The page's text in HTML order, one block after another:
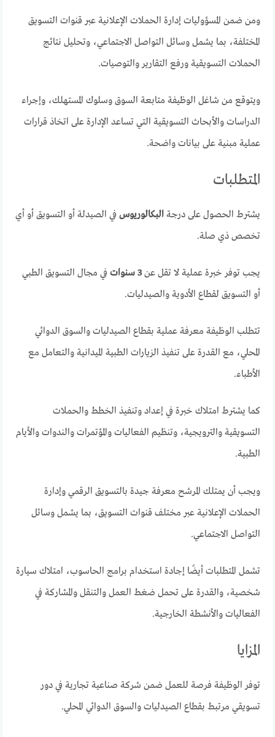
ومن ضمن المسؤوليات إدارة الحملات الإعلانية عبر قنوات التسويق
المختلفة، بما يشمل وسائل التواصل الاجتماعي، وتحليل نتائج
الحملات التسويقية ورفع التقارير والتوصيات.
ويتوقع من شاغل الوظيفة متابعة السوق وسلوك المستهلك، وإجراء
الدراسات والأبحاث التسويقية التي تساعد الإدارة على اتخاذ قرارات
عملية مبنية على بيانات واضحة.
المتطلبات
يشترط الحصول على درجةالبكالوريوس في الصيدلة أو التسويق أو أي
تخصص ذي صلة.
يجب توفر خبرة عملية لا تقل عن3 سنوات
في مجال التسويق الطبي
أو التسويق لقطاع الأدوية والصيدليات.
تتطلب الوظيفة معرفة عملية بقطاع الصيدليات والسوق الدوائي
المحلي، مع القدرة على تنفيذ الزيارات الطبية الميدانية والتعامل مع
الأطباء.
كما يشترط امتلاك خبرة في إعداد وتنفيذ الخطط والحملات
التسويقية والترويجية، وتنظيم الفعاليات والمؤتمرات والندوات والأيام
الطبية.
ويجب أن يمتلك المرشح معرفة جيدة بالتسويق الرقمي وإدارة
الحملات الإعلانية عبر مختلف قنوات التسويق، بما يشمل وسائل
التواصل الاجتماعي.
تشمل المتطلبات أيضًا إجادة استخدام برامج الحاسوب، امتلاك سيارة
شخصية، والقدرة على تحمل ضغط العمل والتنقل والمشاركة في
الفعاليات والأنشطة الخارجية.
المزايا
توفر الوظيفة فرصة للعمل ضمن شركة صناعية تجارية في دور
تسويقي مرتبط بقطاع الصيدليات والسوق الدوائي المحلي.